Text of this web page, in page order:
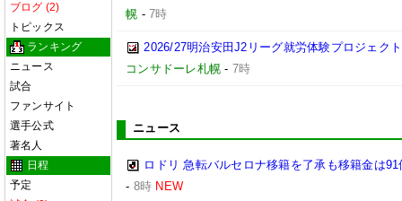
ブログ (2)
トピックス
ランキング
ニュース
試合
ファンサイト
選手公式
著名人
日程
予定
幌 -7時
2026/27明治安田J2リーグ就労体験プロジェク
コンサドーレ札幌 - 7時
ニュース
ロドリ 急転バルセロナ移籍を了承も移籍金は
- 8時 NEW